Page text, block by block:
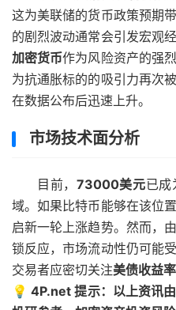
这为美联储的货币政策预期
的剧烈波动通常会引发宏观
加密货币作为风险资产的强
为抗通胀标的的吸引力再次
在数据公布后迅速上升。
市场技术面分析
目前， 73000美元已成
域。如果比特币能够在该位
启新一轮上涨趋势。然而，
锁反应，市场流动性仍可能
交易者应密切关注美债收益率
💡 4P.net 提示：以上资讯